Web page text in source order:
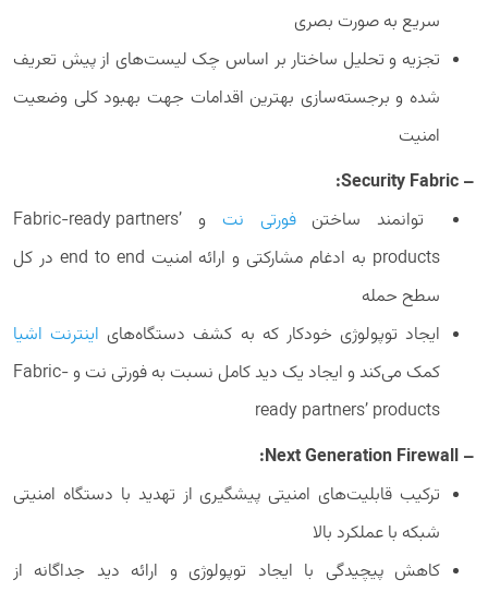
سریع به صورت بصری
تجزیه و تحلیل ساختار بر اساس چک لیست‌های از پیش تعریف
شده و برجسته‌سازی بهترین اقدامات جهت بهبود کلی وضعیت
امنیت
– Security Fabric:
توانمند ساختنفورتی نت
و Fabric-ready partners’
products به ادغام مشارکتی و ارائه امنیت end to end در کل
سطح حمله
ایجاد توپولوژی خودکار که به کشف دستگاه‌های اینترنت اشیا
کمک می‌کند و ایجاد یک دید کامل نسبت به فورتی نت و Fabric-
ready partners’ products
– Next Generation Firewall:
ترکیب قابلیت‌های امنیتی پیشگیری از تهدید با دستگاه امنیتی
شبکه با عملکرد بالا
کاهش پیچیدگی با ایجاد توپولوژی و ارائه دید جداگانه از